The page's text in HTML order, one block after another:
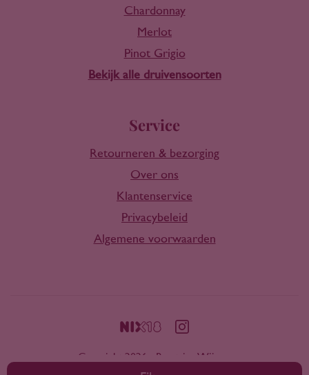
Chardonnay
Merlot
Pinot Grigio
Bekijk alle druivensoorten
Service
Retourneren & bezorging
Over ons
Klantenservice
Privacybeleid
Algemene voorwaarden
Copyright 2026 - Rootring Wijnen